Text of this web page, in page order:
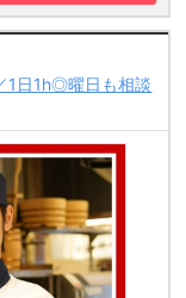
1日1h◎曜日も相談